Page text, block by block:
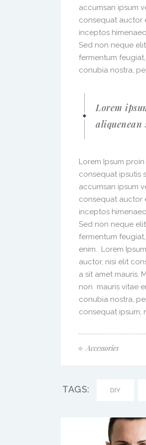
accumsan ipsum
consequat auctor
inceptos
Sed non neque
fermentum
conubia nostra,
Lorem
aliquenean
Lorem Ipsum
consequat ipsutis
accumsan ipsum
consequat auctor
inceptos
Sed non neque
fermentum
enim. Lorem
auctor, nisi elit
a sit amet mauris.
non mauris vitae
conubia nostra,
consequat ipsum,
Accessories
TAGS: DIY